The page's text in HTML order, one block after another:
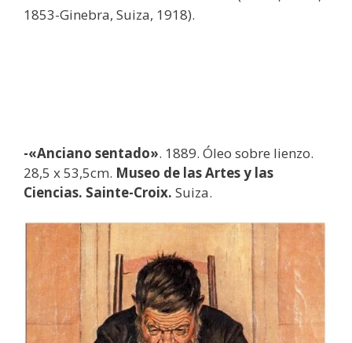
1853-Ginebra, Suiza, 1918).
-«Anciano sentado». 1889. Óleo sobre lienzo.
28,5 x 53,5cm. Museo de las Artes y las
Ciencias. Sainte-Croix. Suiza.